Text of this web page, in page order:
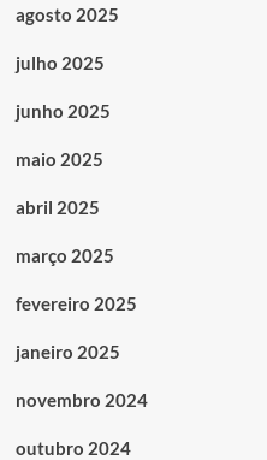
agosto 2025
julho 2025
junho 2025
maio 2025
abril 2025
março 2025
fevereiro 2025
janeiro 2025
novembro 2024
outubro 2024